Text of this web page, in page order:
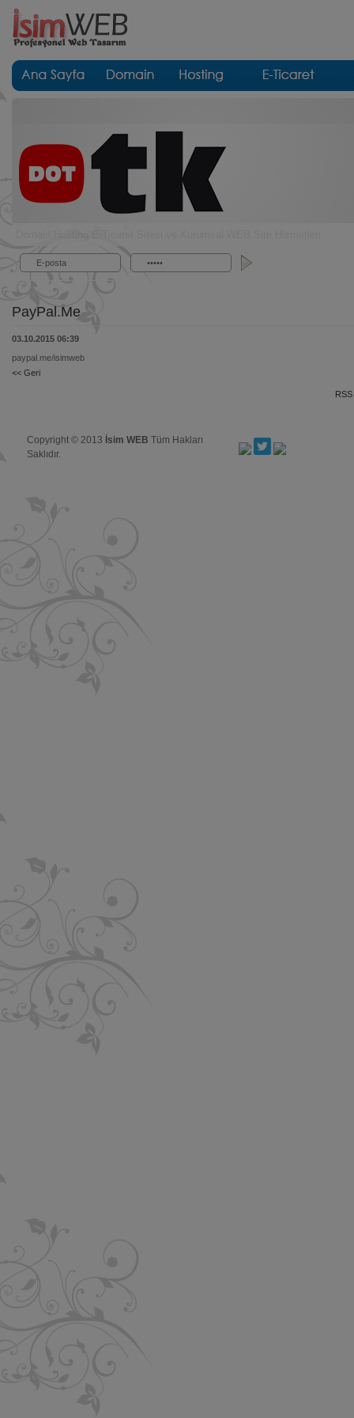
PayPal.Me
03.10.2015 06:39
paypal.me/isimweb
<< Geri
Copyright © 2013 İsim WEB Tüm Hakları
Saklıdır.